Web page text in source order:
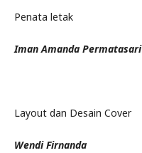
Penata letak
Iman Amanda Permatasari
Layout dan Desain Cover
Wendi Firnanda